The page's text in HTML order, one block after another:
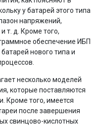
у батарей этого типа
напряжений,
т. д. Кроме того,
обеспечение ИБП
нового типа и
несколько моделей
которые поставляются
Кроме того, имеется
после завершения
свинцово-кислотных